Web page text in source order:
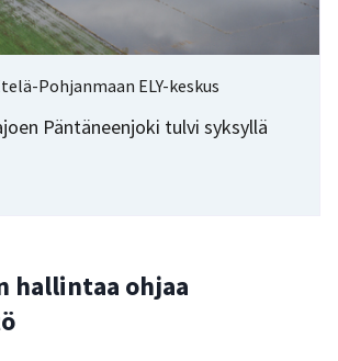
Päntäneenjoki tulvi syksyllä
Pohjanmaan ELY-keskus
hallintaa ohjaa